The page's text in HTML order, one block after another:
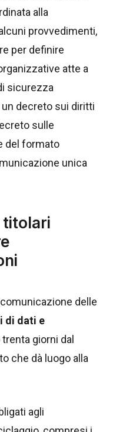
alla
provvedimenti,
per definire
atte a
sicurezza
decreto sui diritti
sulle
del formato
unica
titolari
delle
di dati e
giorni dal
che dà luogo alla
agli